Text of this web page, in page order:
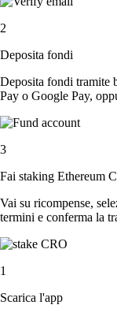
2
Deposita fondi
Deposita fondi tramite
Pay o Google Pay,
3
Fai staking Ethereum
Vai su ricompense,
termini e conferma la
1
Scarica l'app